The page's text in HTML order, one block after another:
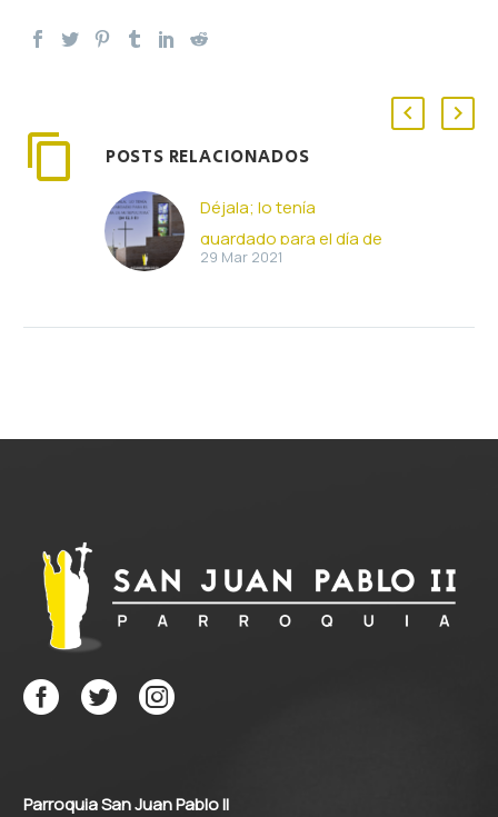
POSTS RELACIONADOS
Déjala; lo tenía
guardado para el día de
mi sepultura (29-03-
Déjala; lo tenía
29 Mar 2021
Parroquia San Juan Pablo II